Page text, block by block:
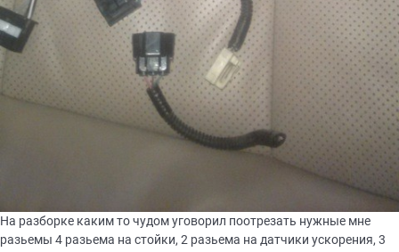
На разборке каким то чудом уговорил поотрезать нужные мне
разьемы 4 разьема на стойки, 2 разьема на датчики ускорения, 3